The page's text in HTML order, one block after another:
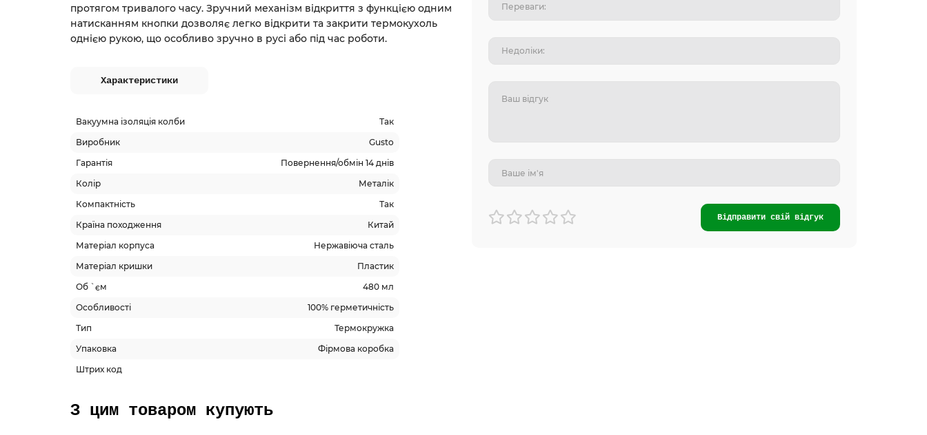
протягом тривалого часу. Зручний механізм відкриття з функцією одним
натисканням кнопки дозволяє легко відкрити та закрити термокухоль
однією рукою, що особливо зручно в русі або під час роботи.
Характеристики
Вакуумна ізоляція колби
Так
Виробник
Gusto
Гарантія
Повернення/обмін 14 днів
Колір
Металік
Компактність
Так
Країна походження
Китай
Матеріал корпуса
Нержавіюча сталь
Матеріал кришки
Пластик
Об `єм
480 мл
Особливості
100% герметичність
Тип
Термокружка
Упаковка
Фірмова коробка
Штрих код
Відправити свій відгук
З цим товаром купують